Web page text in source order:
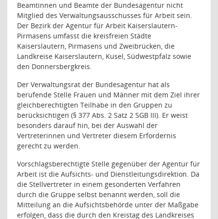
Beamtinnen und Beamte der Bundesagentur nicht
Mitglied des Verwaltungsausschusses für Arbeit sein.
Der Bezirk der Agentur für Arbeit Kaiserslautern-
Pirmasens umfasst die kreisfreien Städte
Kaiserslautern, Pirmasens und Zweibrücken, die
Landkreise Kaiserslautern, Kusel, Südwestpfalz sowie
den Donnersbergkreis.
Der Verwaltungsrat der Bundesagentur hat als
berufende Stelle Frauen und Männer mit dem Ziel ihrer
gleichberechtigten Teilhabe in den Gruppen zu
berücksichtigen (§ 377 Abs. 2 Satz 2 SGB III). Er weist
besonders darauf hin, bei der Auswahl der
Vertreterinnen und Vertreter diesem Erfordernis
gerecht zu werden.
Vorschlagsberechtigte Stelle gegenüber der Agentur für
Arbeit ist die Aufsichts- und Dienstleitungsdirektion. Da
die Stellvertreter in einem gesonderten Verfahren
durch die Gruppe selbst benannt werden, soll die
Mitteilung an die Aufsichtsbehörde unter der Maßgabe
erfolgen, dass die durch den Kreistag des Landkreises